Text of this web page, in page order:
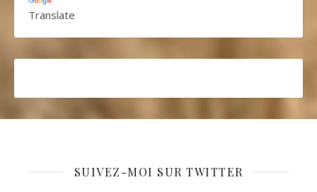
Translate
SUIVEZ-MOI SUR TWITTER